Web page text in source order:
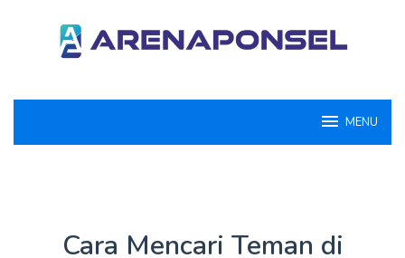
MENU
Cara Mencari Teman di